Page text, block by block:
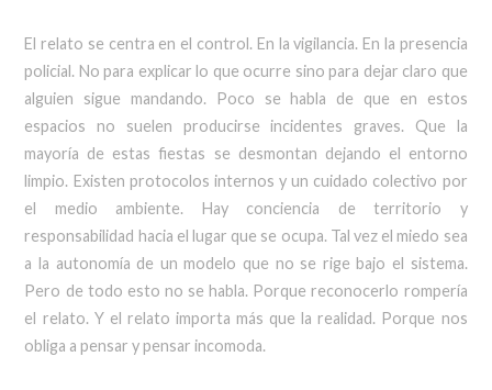
El relato se centra en el control. En la vigilancia. En la presencia
policial. No para explicar lo que ocurre sino para dejar claro que
alguien sigue mandando. Poco se habla de que en estos
espacios no suelen producirse incidentes graves. Que la
mayoría de estas fiestas se desmontan dejando el entorno
limpio. Existen protocolos internos y un cuidado colectivo por
el medio ambiente. Hay conciencia de territorio y
responsabilidad hacia el lugar que se ocupa. Tal vez el miedo sea
a la autonomía de un modelo que no se rige bajo el sistema.
Pero de todo esto no se habla. Porque reconocerlo rompería
el relato. Y el relato importa más que la realidad. Porque nos
obliga a pensar y pensar incomoda.